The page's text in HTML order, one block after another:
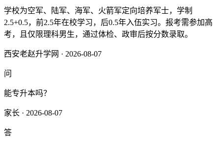
学校为空军、陆军、海军、火箭军定向培养军士，学制
2.5+0.5，前2.5年在校学习，后0.5年入伍实习。报考需参加高
考，且仅限理科男生，通过体检、政审后按分数录取。
西安老赵升学网 · 2026-08-07
问
能专升本吗？
家长 · 2026-08-07
答